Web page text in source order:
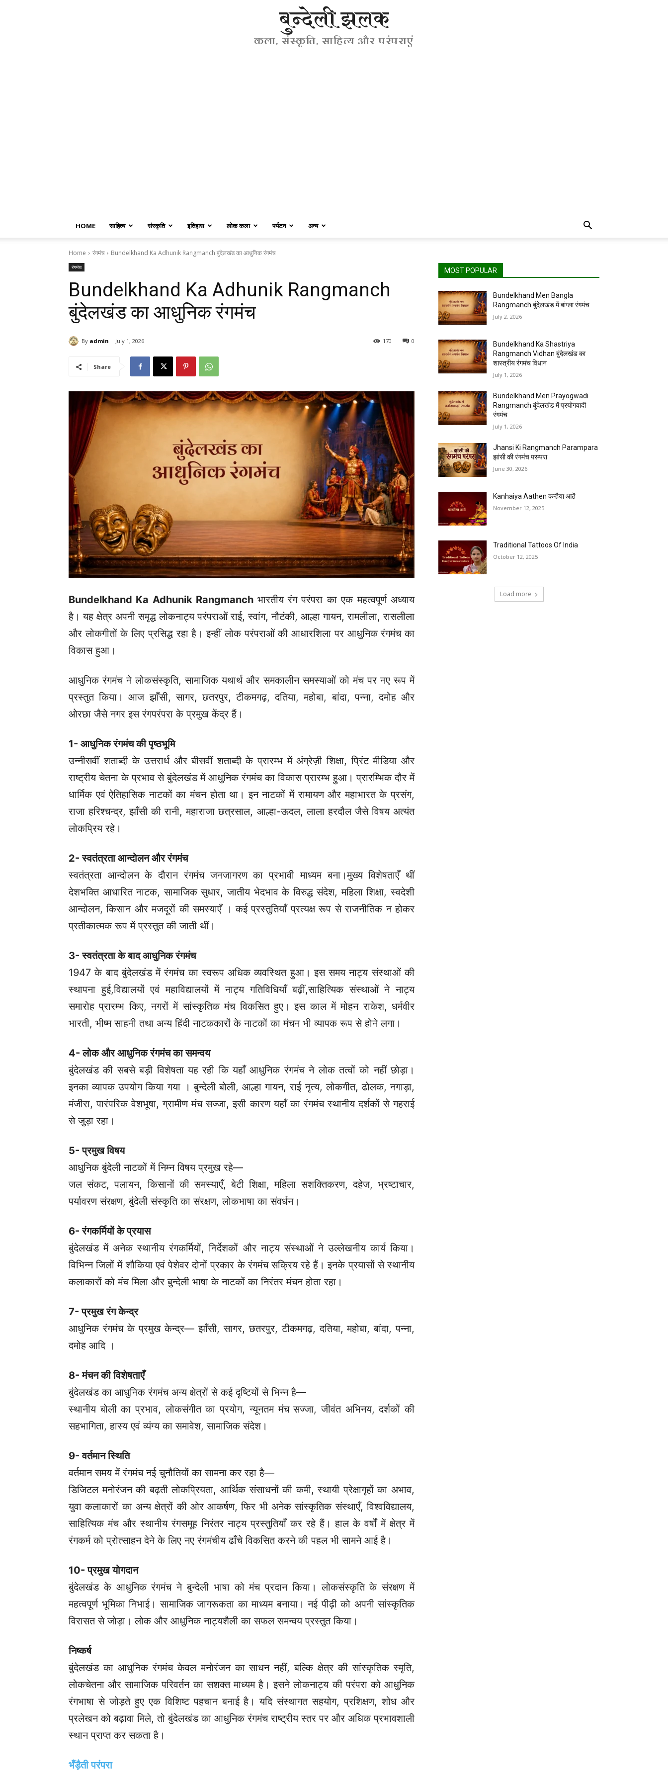
बुन्देली झलक
कला, संस्कृति, साहित्य और परंपराएं
HOME साहित्य संस्कृति इतिहास लोक कला पर्यटन अन्य
Home रंगमंच Bundelkhand Ka Adhunik Rangmanch बुंदेलखंड का आधुनिक रंगमंच
रंगमंच
Bundelkhand Ka Adhunik Rangmanch
बुंदेलखंड का आधुनिक रंगमंच
By admin July 1, 2026 0
170
Share
Bundelkhand Ka Adhunik Rangmanch भारतीय रंग परंपरा का एक महत्वपूर्ण अध्याय
है। यह क्षेत्र अपनी समृद्ध लोकनाट्य परंपराओं राई, स्वांग, नौटंकी, आल्हा गायन, रामलीला, रासलीला
और लोकगीतों के लिए प्रसिद्ध रहा है। इन्हीं लोक परंपराओं की आधारशिला पर आधुनिक रंगमंच का
विकास हुआ।
आधुनिक रंगमंच ने लोकसंस्कृति, सामाजिक यथार्थ और समकालीन समस्याओं को मंच पर नए रूप में
प्रस्तुत किया। आज झाँसी, सागर, छतरपुर, टीकमगढ़, दतिया, महोबा, बांदा, पन्ना, दमोह और
ओरछा जैसे नगर इस रंगपरंपरा के प्रमुख केंद्र हैं।
1- आधुनिक रंगमंच की पृष्ठभूमि
उन्नीसवीं शताब्दी के उत्तरार्ध और बीसवीं शताब्दी के प्रारम्भ में अंग्रेज़ी शिक्षा, प्रिंट मीडिया और
राष्ट्रीय चेतना के प्रभाव से बुंदेलखंड में आधुनिक रंगमंच का विकास प्रारम्भ हुआ। प्रारम्भिक दौर में
धार्मिक एवं ऐतिहासिक नाटकों का मंचन होता था। इन नाटकों में रामायण और महाभारत के प्रसंग,
राजा हरिश्चन्द्र, झाँसी की रानी, महाराजा छत्रसाल, आल्हा-ऊदल, लाला हरदौल जैसे विषय अत्यंत
लोकप्रिय रहे।
2- स्वतंत्रता आन्दोलन और रंगमंच
स्वतंत्रता आन्दोलन के दौरान रंगमंच जनजागरण का प्रभावी माध्यम बना।मुख्य विशेषताएँ थीं
देशभक्ति आधारित नाटक, सामाजिक सुधार, जातीय भेदभाव के विरुद्ध संदेश, महिला शिक्षा, स्वदेशी
आन्दोलन, किसान और मजदूरों की समस्याएँ । कई प्रस्तुतियाँ प्रत्यक्ष रूप से राजनीतिक न होकर
प्रतीकात्मक रूप में प्रस्तुत की जाती थीं।
3- स्वतंत्रता के बाद आधुनिक रंगमंच
1947 के बाद बुंदेलखंड में रंगमंच का स्वरूप अधिक व्यवस्थित हुआ। इस समय नाट्य संस्थाओं की
स्थापना हुई,विद्यालयों एवं महाविद्यालयों में नाट्य गतिविधियाँ बढ़ीं,साहित्यिक संस्थाओं ने नाट्य
समारोह प्रारम्भ किए, नगरों में सांस्कृतिक मंच विकसित हुए।इस काल में मोहन राकेश, धर्मवीर
भारती, भीष्म साहनी तथा अन्य हिंदी नाटककारों के नाटकों का मंचन भी व्यापक रूप से होने लगा।
4- लोक और आधुनिक रंगमंच का समन्वय
बुंदेलखंड की सबसे बड़ी विशेषता यह रही कि यहाँ आधुनिक रंगमंच ने लोक तत्वों को नहीं छोड़ा।
इनका व्यापक उपयोग किया गया । बुन्देली बोली, आल्हा गायन, राई नृत्य, लोकगीत, ढोलक, नगाड़ा,
मंजीरा, पारंपरिक वेशभूषा, ग्रामीण मंच सज्जा, इसी कारण यहाँ का रंगमंच स्थानीय दर्शकों से गहराई
से जुड़ा रहा।
5- प्रमुख विषय
आधुनिक बुंदेली नाटकों में निम्न विषय प्रमुख रहे—
जल संकट, पलायन, किसानों की समस्याएँ, बेटी शिक्षा, महिला सशक्तिकरण, दहेज, भ्रष्टाचार,
पर्यावरण संरक्षण, बुंदेली संस्कृति का संरक्षण, लोकभाषा का संवर्धन।
6- रंगकर्मियों के प्रयास
बुंदेलखंड में अनेक स्थानीय रंगकर्मियों, निर्देशकों और नाट्य संस्थाओं ने उल्लेखनीय कार्य किया।
विभिन्न जिलों में शौकिया एवं पेशेवर दोनों प्रकार के रंगमंच सक्रिय रहे हैं। इनके प्रयासों से स्थानीय
कलाकारों को मंच मिला और बुन्देली भाषा के नाटकों का निरंतर मंचन होता रहा।
7- प्रमुख रंग केन्द्र
आधुनिक रंगमंच के प्रमुख केन्द्र— झाँसी, सागर, छतरपुर, टीकमगढ़, दतिया, महोबा, बांदा, पन्ना,
दमोह आदि ।
8- मंचन की विशेषताएँ
बुंदेलखंड का आधुनिक रंगमंच अन्य क्षेत्रों से कई दृष्टियों से भिन्न है—
स्थानीय बोली का प्रभाव, लोकसंगीत का प्रयोग, न्यूनतम मंच सज्जा, जीवंत अभिनय, दर्शकों की
सहभागिता, हास्य एवं व्यंग्य का समावेश, सामाजिक संदेश।
9- वर्तमान स्थिति
वर्तमान समय में रंगमंच नई चुनौतियों का सामना कर रहा है—
डिजिटल मनोरंजन की बढ़ती लोकप्रियता, आर्थिक संसाधनों की कमी, स्थायी प्रेक्षागृहों का अभाव,
युवा कलाकारों का अन्य क्षेत्रों की ओर आकर्षण, फिर भी अनेक सांस्कृतिक संस्थाएँ, विश्वविद्यालय,
साहित्यिक मंच और स्थानीय रंगसमूह निरंतर नाट्य प्रस्तुतियाँ कर रहे हैं। हाल के वर्षों में क्षेत्र में
रंगकर्म को प्रोत्साहन देने के लिए नए रंगमंचीय ढाँचे विकसित करने की पहल भी सामने आई है।
10- प्रमुख योगदान
बुंदेलखंड के आधुनिक रंगमंच ने बुन्देली भाषा को मंच प्रदान किया। लोकसंस्कृति के संरक्षण में
महत्वपूर्ण भूमिका निभाई। सामाजिक जागरूकता का माध्यम बनाया।नई पीढ़ी को अपनी सांस्कृतिक
विरासत से जोड़ा। लोक और आधुनिक नाट्यशैली का सफल समन्वय प्रस्तुत किया।
निष्कर्ष
बुंदेलखंड का आधुनिक रंगमंच केवल मनोरंजन का साधन नहीं, बल्कि क्षेत्र की सांस्कृतिक स्मृति,
लोकचेतना और सामाजिक परिवर्तन का सशक्त माध्यम है। इसने लोकनाट्य की परंपरा को आधुनिक
रंगभाषा से जोड़ते हुए एक विशिष्ट पहचान बनाई है। यदि संस्थागत सहयोग, प्रशिक्षण, शोध और
प्रलेखन को बढ़ावा मिले, तो बुंदेलखंड का आधुनिक रंगमंच राष्ट्रीय स्तर पर और अधिक प्रभावशाली
स्थान प्राप्त कर सकता है।
भँड़ैती परंपरा
MOST POPULAR
Bundelkhand Men Bangla
Rangmanch बुंदेलखंड में बांग्ला रंगमंच
July 2, 2026
Bundelkhand Ka Shastriya
Rangmanch Vidhan बुंदेलखंड का
शास्त्रीय रंगमंच विधान
July 1, 2026
Bundelkhand Men Prayogwadi
Rangmanch बुंदेलखंड में प्रयोगवादी
रंगमंच
July 1, 2026
Jhansi Ki Rangmanch Parampara
झांसी की रंगमंच परम्परा
June 30, 2026
Kanhaiya Aathen कन्हैया आठें
November 12, 2025
Traditional Tattoos Of India
October 12, 2025
Load more